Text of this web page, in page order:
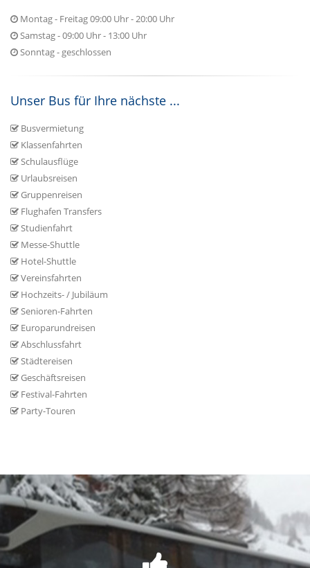
Montag - Freitag 09:00 Uhr - 20:00 Uhr
Samstag - 09:00 Uhr - 13:00 Uhr
Sonntag - geschlossen
Unser Bus für Ihre nächste ...
Busvermietung
Klassenfahrten
Schulausflüge
Urlaubsreisen
Gruppenreisen
Flughafen Transfers
Studienfahrt
Messe-Shuttle
Hotel-Shuttle
Vereinsfahrten
Hochzeits- / Jubiläum
Senioren-Fahrten
Europarundreisen
Abschlussfahrt
Städtereisen
Geschäftsreisen
Festival-Fahrten
Party-Touren